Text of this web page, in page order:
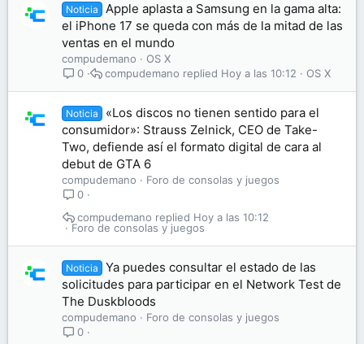
Noticia
Apple aplasta a Samsung en la gama alta:
el iPhone 17 se queda con más de la mitad de las
ventas en el mundo
compudemano
OS X
0
OS X
Hoy a las 10:12
compudemano
Noticia
«Los discos no tienen sentido para el
consumidor»: Strauss Zelnick, CEO de Take-
Two, defiende así el formato digital de cara al
debut de GTA 6
compudemano
Foro de consolas y juegos
0
Foro de consolas y juegos
Hoy a las 10:12
compudemano
Noticia
Ya puedes consultar el estado de las
solicitudes para participar en el Network Test de
The Duskbloods
compudemano
Foro de consolas y juegos
0